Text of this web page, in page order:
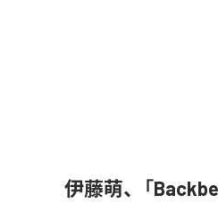
伊藤萌、「